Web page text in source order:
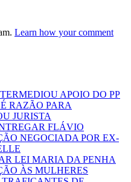
Learn how your comment
APOIO DO PP
RAZÃO PARA
JURISTA
FLÁVIO
NEGOCIADA POR EX-
LEI MARIA DA PENHA
ÀS MULHERES